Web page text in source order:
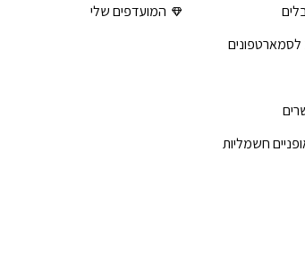
לסמארטפונים
חשמליות
המועדפים שלי